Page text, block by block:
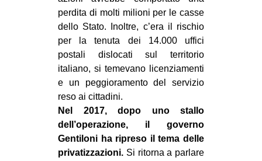
perdita di molti milioni per le casse
dello Stato. Inoltre, c’era il rischio
per la tenuta dei 14.000 uffici
postali dislocati sul territorio
italiano, si temevano licenziamenti
e un peggioramento del servizio
reso ai cittadini.
Nel 2017, dopo uno stallo
dell’operazione, il governo
Gentiloni ha ripreso il tema delle
privatizzazioni. Si ritorna a parlare